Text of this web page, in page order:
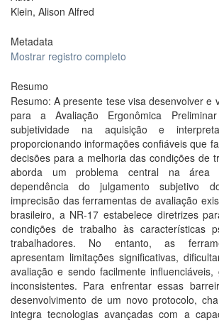
Klein, Alison Alfred
Metadata
Mostrar registro completo
Resumo
Resumo: A presente tese visa desenvolver e
para a Avaliação Ergonômica
subjetividade na aquisição e
proporcionando informações confiáveis que
decisões para a melhoria das condições de
aborda um problema central na área
dependência do julgamento subjetivo
imprecisão das ferramentas de avaliação
brasileiro, a NR-17 estabelece diretrizes
condições de trabalho às características
trabalhadores. No entanto, as
apresentam limitações significativas,
avaliação e sendo facilmente influenciáveis,
inconsistentes. Para enfrentar essas
desenvolvimento de um novo protocolo,
integra tecnologias avançadas com a